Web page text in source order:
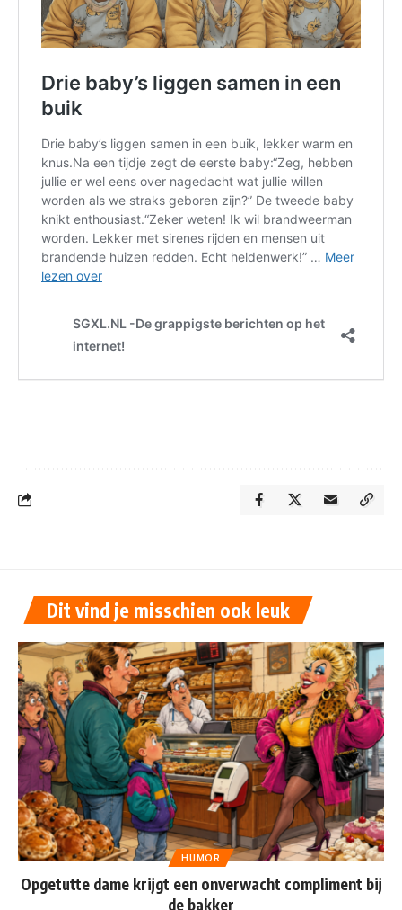
Dit vind je misschien ook leuk
HUMOR
Opgetutte dame krijgt een onverwacht compliment bij
de bakker